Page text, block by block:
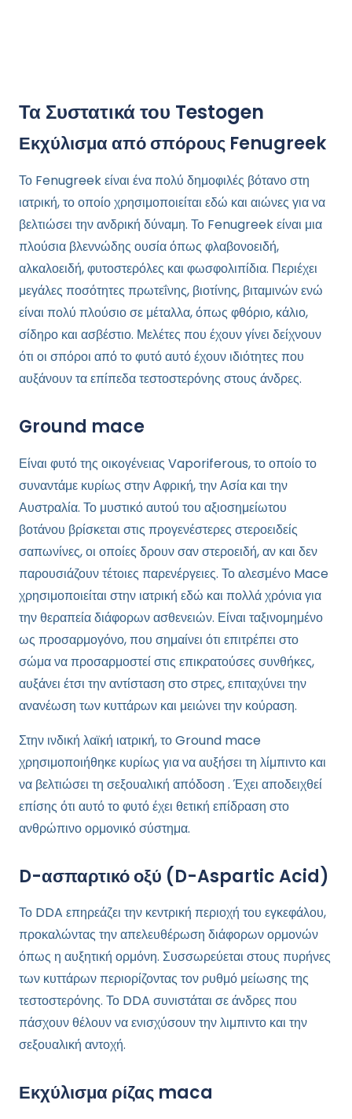
Τα Συστατικά του Testogen
Εκχύλισμα από σπόρους Fenugreek
Το Fenugreek είναι ένα πολύ δημοφιλές βότανο στη
ιατρική, το οποίο χρησιμοποιείται εδώ και αιώνες για να
βελτιώσει την ανδρική δύναμη. Το Fenugreek είναι μια
πλούσια βλεννώδης ουσία όπως φλαβονοειδή,
αλκαλοειδή, φυτοστερόλες και φωσφολιπίδια. Περιέχει
μεγάλες ποσότητες πρωτεΐνης, βιοτίνης, βιταμινών ενώ
είναι πολύ πλούσιο σε μέταλλα, όπως φθόριο, κάλιο,
σίδηρο και ασβέστιο. Μελέτες που έχουν γίνει δείχνουν
ότι οι σπόροι από το φυτό αυτό έχουν ιδιότητες που
αυξάνουν τα επίπεδα τεστοστερόνης στους άνδρες.
Ground mace
Είναι φυτό της οικογένειας Vaporiferous, το οποίο το
συναντάμε κυρίως στην Αφρική, την Ασία και την
Αυστραλία. Το μυστικό αυτού του αξιοσημείωτου
βοτάνου βρίσκεται στις προγενέστερες στεροειδείς
σαπωνίνες, οι οποίες δρουν σαν στεροειδή, αν και δεν
παρουσιάζουν τέτοιες παρενέργειες. Το αλεσμένο Mace
χρησιμοποιείται στην ιατρική εδώ και πολλά χρόνια για
την θεραπεία διάφορων ασθενειών. Είναι ταξινομημένο
ως προσαρμογόνο, που σημαίνει ότι επιτρέπει στο
σώμα να προσαρμοστεί στις επικρατούσες συνθήκες,
αυξάνει έτσι την αντίσταση στο στρες, επιταχύνει την
ανανέωση των κυττάρων και μειώνει την κούραση.
Στην ινδική λαϊκή ιατρική, το Ground mace
χρησιμοποιήθηκε κυρίως για να αυξήσει τη λίμπιντο και
να βελτιώσει τη σεξουαλική απόδοση . Έχει αποδειχθεί
επίσης ότι αυτό το φυτό έχει θετική επίδραση στο
ανθρώπινο ορμονικό σύστημα.
D-ασπαρτικό οξύ (D-Aspartic Acid)
Το DDA επηρεάζει την κεντρική περιοχή του εγκεφάλου,
προκαλώντας την απελευθέρωση διάφορων ορμονών
όπως η αυξητική ορμόνη. Συσσωρεύεται στους πυρήνες
των κυττάρων περιορίζοντας τον ρυθμό μείωσης της
τεστοστερόνης. Το DDA συνιστάται σε άνδρες που
πάσχουν θέλουν να ενισχύσουν την λιμπιντο και την
σεξουαλική αντοχή.
Εκχύλισμα ρίζας maca